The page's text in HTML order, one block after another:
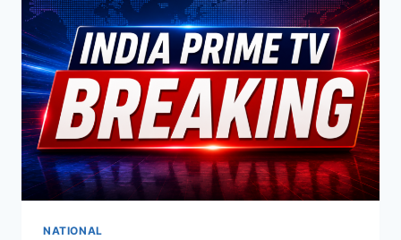
वाली
शिकायत
के
निस्तारण
की
अब
नई
एसओपी
.
NATIONAL